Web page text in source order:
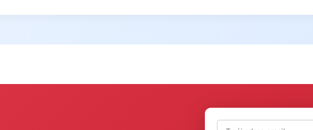
Adres email (wymagany)